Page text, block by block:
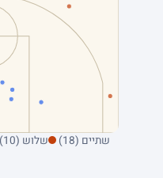
שתיים (18)